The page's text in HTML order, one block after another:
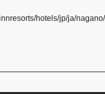
hotels/jp/ja/